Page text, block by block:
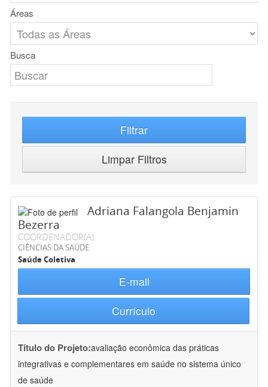
Áreas
Busca
Filtrar
Limpar Filtros
Adriana Falangola Benjamin
Bezerra
COORDENADOR(A)
CIÊNCIAS DA SAÚDE
Saúde Coletiva
E-mail
Currículo
Título do Projeto:avaliação econômica das práticas
integrativas e complementares em saúde no sistema único
de saúde